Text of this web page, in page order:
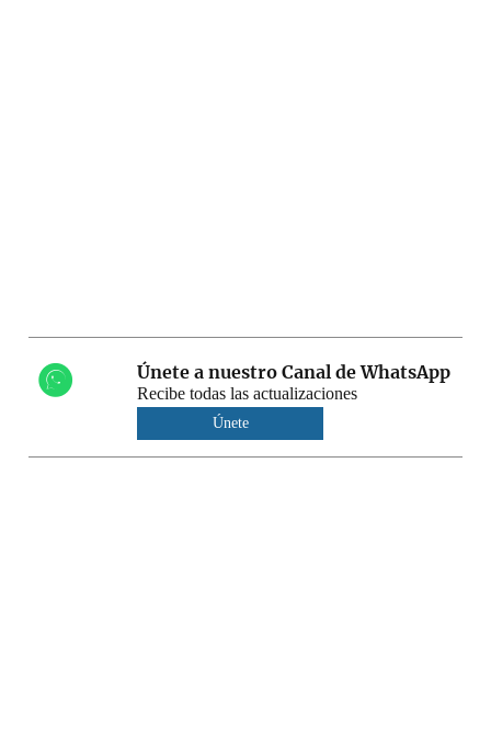
Únete a nuestro Canal de WhatsApp
Recibe todas las actualizaciones
Únete